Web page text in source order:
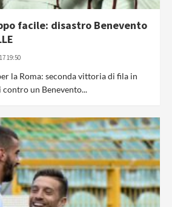
facile: disastro Benevento
19:50
la Roma: seconda vittoria di fila in
un Benevento...